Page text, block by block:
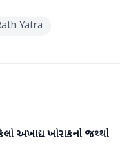
Yatra
અખાદ્ય ખોરાકનો જથ્થો